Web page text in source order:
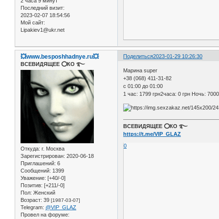
Последний визит:
2023-02-07 18:54:56
Мой сайт:
Lipakiev1@ukr.net
Поделиться2023-01-29 10:26:30
💥www.besposhhadnye.ru💥
ВСЕВИДЯЩЕЕ ⭕️КО ࿐
Откуда: г. Москва
Зарегистрирован: 2020-06-18
Приглашений: 6
Сообщений: 1399
Уважение: [+40/-0]
Позитив: [+211/-0]
Пол: Женский
Возраст: 39 [1987-03-07]
Telegram: @VIP_GLAZ
Провел на форуме:
Марина super
+38 (068) 411-31-82
с 01:00 до 01:00
1 час: 1799 грн2часа: 0 грн Ночь:
ВСЕВИДЯЩЕЕ ⭕️КО ࿐
https://t.me/VIP_GLAZ
0